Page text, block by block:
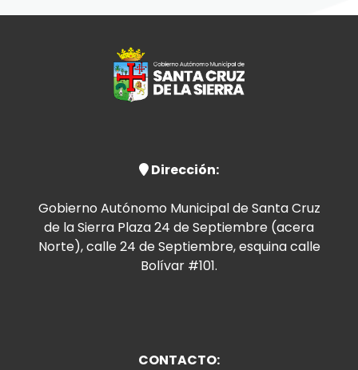
Dirección:
Gobierno Autónomo Municipal de Santa Cruz
de la Sierra Plaza 24 de Septiembre (acera
Norte), calle 24 de Septiembre, esquina calle
Bolívar #101.
CONTACTO: